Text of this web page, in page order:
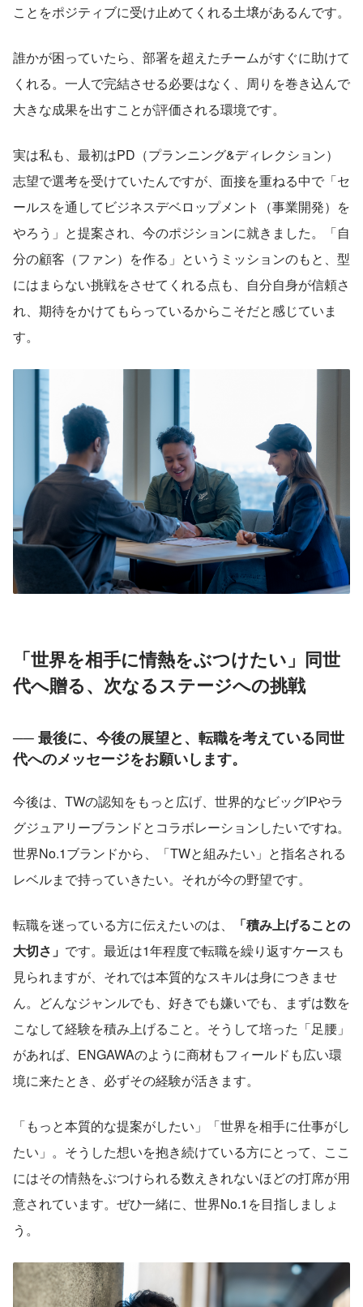
ことをポジティブに受け止めてくれる土壌があるんです。
誰かが困っていたら、部署を超えたチームがすぐに助けて
くれる。一人で完結させる必要はなく、周りを巻き込んで
大きな成果を出すことが評価される環境です。
実は私も、最初はPD（プランニング&ディレクション）
志望で選考を受けていたんですが、面接を重ねる中で「セ
ールスを通してビジネスデベロップメント（事業開発）を
やろう」と提案され、今のポジションに就きました。「自
分の顧客（ファン）を作る」というミッションのもと、型
にはまらない挑戦をさせてくれる点も、自分自身が信頼さ
れ、期待をかけてもらっているからこそだと感じていま
す。
「世界を相手に情熱をぶつけたい」同世
代へ贈る、次なるステージへの挑戦
── 最後に、今後の展望と、転職を考えている同世
代へのメッセージをお願いします。
今後は、TWの認知をもっと広げ、世界的なビッグIPやラ
グジュアリーブランドとコラボレーションしたいですね。
世界No.1ブランドから、「TWと組みたい」と指名される
レベルまで持っていきたい。それが今の野望です。
転職を迷っている方に伝えたいのは、
「積み上げることの
大切さ」 です。最近は1年程度で転職を繰り返すケースも
見られますが、それでは本質的なスキルは身につきませ
ん。どんなジャンルでも、好きでも嫌いでも、まずは数を
こなして経験を積み上げること。そうして培った「足腰」
があれば、ENGAWAのように商材もフィールドも広い環
境に来たとき、必ずその経験が活きます。
「もっと本質的な提案がしたい」「世界を相手に仕事がし
たい」。そうした想いを抱き続けている方にとって、ここ
にはその情熱をぶつけられる数えきれないほどの打席が用
意されています。ぜひ一緒に、世界No.1を目指しましょ
う。